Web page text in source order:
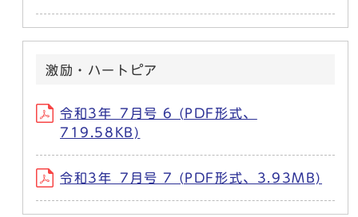
激励・ハートピア
令和3年_7月号 6 (PDF形式、
719.58KB)
令和3年_7月号 7 (PDF形式、3.93MB)